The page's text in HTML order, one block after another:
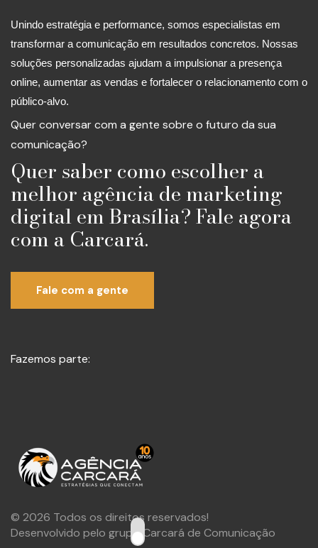
Unindo estratégia e performance, somos especialistas em
transformar a comunicação em resultados concretos. Nossas
soluções personalizadas ajudam a impulsionar a presença
online, aumentar as vendas e fortalecer o relacionamento com o
público-alvo.
Quer conversar com a gente sobre o futuro da sua
comunicação?
Quer saber como escolher a
melhor agência de marketing
digital em Brasília? Fale agora
com a Carcará.
Fale com a gente
Fazemos parte:
© 2026 Todos os direitos reservados!
Desenvolvido pelo grupo Carcará de Comunicação